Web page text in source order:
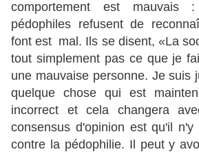
comportement est mauvais
pédophiles refusent de
font est mal. Ils se disent, «La
tout simplement pas ce que je
une mauvaise personne. Je suis
quelque chose qui est
incorrect et cela changera
consensus d'opinion est qu'il
contre la pédophilie. Il peut y